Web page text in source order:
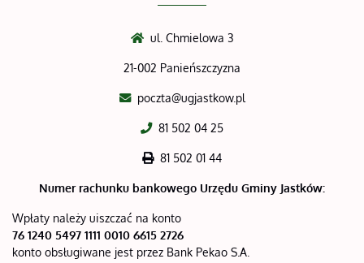
ul. Chmielowa 3
21-002 Panieńszczyzna
poczta@ugjastkow.pl
81 502 04 25
81 502 01 44
Numer rachunku bankowego Urzędu Gminy Jastków:
Wpłaty należy uiszczać na konto
76 1240 5497 1111 0010 6615 2726
konto obsługiwane jest przez Bank Pekao S.A.